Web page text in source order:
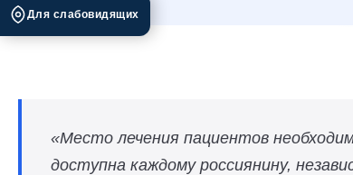
«Место лечения пациентов
доступна каждому россиянину,
Для слабовидящих